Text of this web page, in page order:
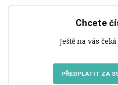
Chcete
Ještě na vás
PŘEDPLATIT ZA